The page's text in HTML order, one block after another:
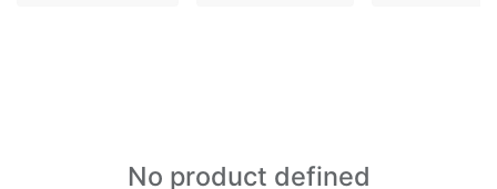
No product defined